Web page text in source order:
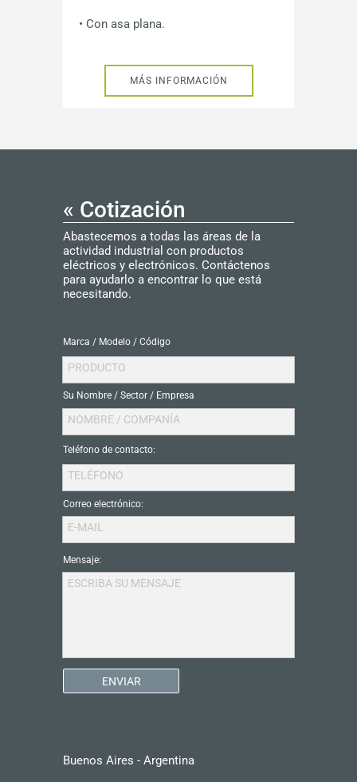
• Con asa plana.
MÁS INFORMACIÓN
« Cotización
Abastecemos a todas las áreas de la
actividad industrial con productos
eléctricos y electrónicos. Contáctenos
para ayudarlo a encontrar lo que está
necesitando.
Su Nombre / Sector / Empresa
NOMBRE / COMPANÍA
Correo electrónico:
E-MAIL
ENVIAR
Teléfono de contacto:
TELÉFONO
Marca / Modelo / Código
PRODUCTO
Mensaje:
ESCRIBA SU MENSAJE
Buenos Aires - Argentina